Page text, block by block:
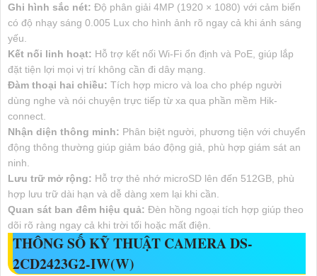
Ghi hình sắc nét: Độ phân giải 4MP (1920 × 1080) với cảm biến
có độ nhạy sáng 0.005 Lux cho hình ảnh rõ ngay cả khi ánh sáng
yếu.
Kết nối linh hoạt: Hỗ trợ kết nối Wi-Fi ổn định và PoE, giúp lắp
đặt tiện lợi mọi vị trí không cần đi dây mạng.
Đàm thoại hai chiều: Tích hợp micro và loa cho phép người
dùng nghe và nói chuyện trực tiếp từ xa qua phần mềm Hik-
connect.
Nhận diện thông minh: Phân biệt người, phương tiện với chuyển
động thông thường giúp giảm báo động giả, phù hợp giám sát an
ninh.
Lưu trữ mở rộng: Hỗ trợ thẻ nhớ microSD lên đến 512GB, phù
hợp lưu trữ dài hạn và dễ dàng xem lại khi cần.
Quan sát ban đêm hiệu quả: Đèn hồng ngoại tích hợp giúp theo
dõi rõ ràng ngay cả khi trời tối hoặc mất điện.
THÔNG SỐ KỸ THUẬT CAMERA DS-
2CD2423G2-IW(W)